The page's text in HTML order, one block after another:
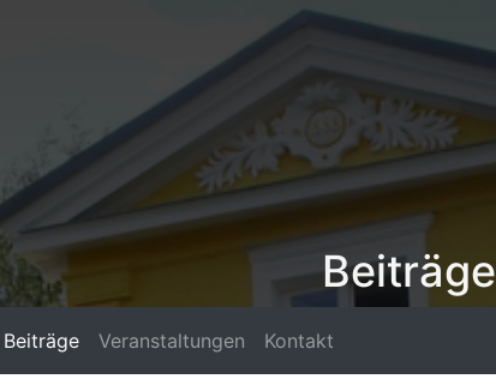
Beiträge
Beiträge Veranstaltungen Kontakt